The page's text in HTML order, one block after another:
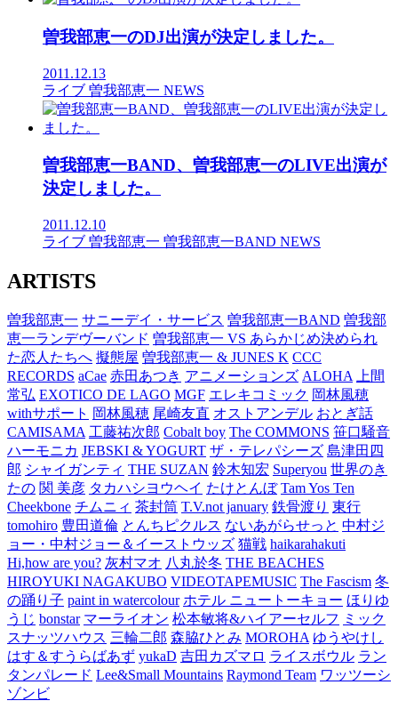
曽我部恵一のDJ出演が決定しました。
2011.12.13
ライブ 曽我部恵一 NEWS
曽我部恵一BAND、曽我部恵一のLIVE出演が
決定しました。
2011.12.10
ライブ 曽我部恵一 曽我部恵一BAND NEWS
ARTISTS
曽我部恵一 サニーデイ・サービス 曽我部恵一BAND 曽我部
恵一ランデヴーバンド 曽我部恵一 VS あらかじめ決められ
た恋人たちへ 擬態屋 曽我部恵一 & JUNES K CCC
RECORDS aCae 赤田あつき アニメーションズ ALOHA
上間
常弘 EXOTICO DE LAGO MGF エレキコミック 岡林風穂
withサポート 岡林風穂 尾崎友直 オストアンデル おとぎ話
CAMISAMA 工藤祐次郎 Cobalt boy The COMMONS 笹口騒音
ハーモニカ JEBSKI & YOGURT ザ・テレパシーズ 島津田四
郎 シャイガンティ THE SUZAN 鈴木知宏 Superyou 世界のき
たの 関 美彦 タカハシヨウヘイ たけとんぼ Tam Yos Ten
Cheekbone チムニィ 茶封筒 T.V.not january 鉄骨渡り 東行
tomohiro 豊田道倫 とんちピクルス ないあがらせっと 中村ジ
ョー・中村ジョー＆イーストウッズ 猫戦 haikarahakuti
Hi,how are you? 灰村マオ 八丸於冬 THE BEACHES
HIROYUKI NAGAKUBO VIDEOTAPEMUSIC The Fascism 冬
の踊り子 paint in watercolour ホテル ニュートーキョー ほりゆ
うじ bonstar マーライオン 松本敏将&ハイアーセルフ ミック
スナッツハウス 三輪二郎 森脇ひとみ MOROHA ゆうやけし
はす＆すうらばあず yukaD 吉田カズマロ ライスボウル ラン
タンパレード Lee&Small Mountains Raymond Team ワッツーシ
ゾンビ